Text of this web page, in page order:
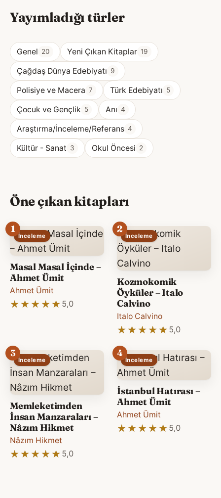
Yayımladığı türler
Genel 20 Yeni Çıkan Kitaplar 19
Çağdaş Dünya Edebiyatı 9
Polisiye ve Macera 7 Türk Edebiyatı 5
Çocuk ve Gençlik 5 Anı 4
Araştırma/İnceleme/Referans 4
Kültür - Sanat 3 Okul Öncesi 2
Öne çıkan kitapları
1
İnceleme
Masal Masal İçinde –
Ahmet Ümit
Ahmet Ümit
★★★★★
★★★★★ 5,0
2
İnceleme
Kozmokomik
Öyküler – Italo
Calvino
Italo Calvino
★★★★★
★★★★★ 5,0
3
İnceleme
Memleketimden
İnsan Manzaraları –
Nâzım Hikmet
Nâzım Hikmet
★★★★★
★★★★★ 5,0
4
İnceleme
İstanbul Hatırası –
Ahmet Ümit
Ahmet Ümit
★★★★★
★★★★★ 5,0